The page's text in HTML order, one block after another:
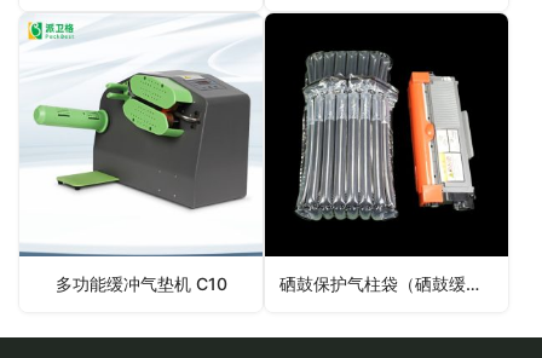
多功能缓冲气垫机 C10 硒鼓保护气柱袋（硒鼓缓冲充气袋）